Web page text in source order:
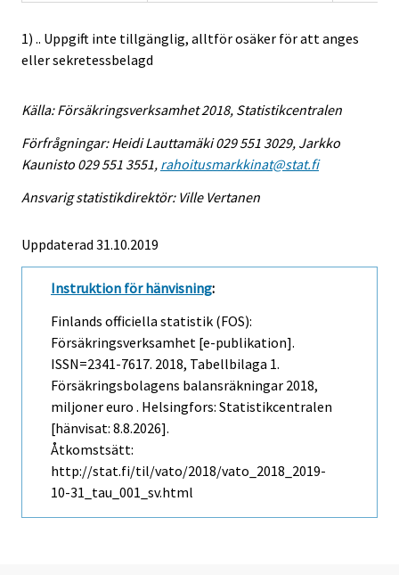
1) .. Uppgift inte tillgänglig, alltför osäker för att anges
eller sekretessbelagd
Källa: Försäkringsverksamhet 2018, Statistikcentralen
Förfrågningar: Heidi Lauttamäki 029 551 3029, Jarkko
Kaunisto 029 551 3551, rahoitusmarkkinat@stat.fi
Ansvarig statistikdirektör: Ville Vertanen
Uppdaterad 31.10.2019
Instruktion för hänvisning:
Finlands officiella statistik (FOS):
Försäkringsverksamhet [e-publikation].
ISSN=2341-7617. 2018, Tabellbilaga 1.
Försäkringsbolagens balansräkningar 2018,
miljoner euro . Helsingfors: Statistikcentralen
[hänvisat: 8.8.2026].
Åtkomstsätt:
http://stat.fi/til/vato/2018/vato_2018_2019-
10-31_tau_001_sv.html